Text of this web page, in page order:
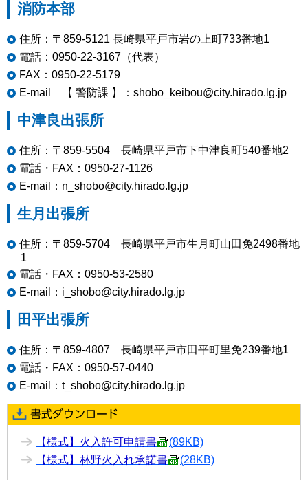
消防本部
住所：〒859-5121 長崎県平戸市岩の上町733番地1
電話：0950-22-3167（代表）
FAX：0950-22-5179
E-mail 【 警防課 】：shobo_keibou@city.hirado.lg.jp
中津良出張所
住所：〒859-5504 長崎県平戸市下中津良町540番地2
電話・FAX：0950-27-1126
E-mail：n_shobo@city.hirado.lg.jp
生月出張所
住所：〒859-5704 長崎県平戸市生月町山田免2498番地
1
電話・FAX：0950-53-2580
E-mail：i_shobo@city.hirado.lg.jp
田平出張所
住所：〒859-4807 長崎県平戸市田平町里免239番地1
電話・FAX：0950-57-0440
E-mail：t_shobo@city.hirado.lg.jp
【様式】火入許可申請書
(89KB)
【様式】林野火入れ承諾書
(28KB)